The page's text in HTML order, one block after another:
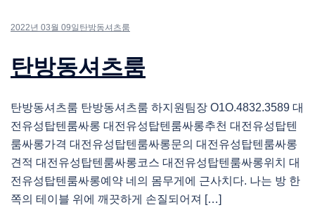
2022년 03월 09일 탄방동셔츠룸
탄방동셔츠룸
탄방동셔츠룸 탄방동셔츠룸 하지원팀장 O1O.4832.3589 대
전유성탑텐룸싸롱 대전유성탑텐룸싸롱추천 대전유성탑텐
룸싸롱가격 대전유성탑텐룸싸롱문의 대전유성탑텐룸싸롱
견적 대전유성탑텐룸싸롱코스 대전유성탑텐룸싸롱위치 대
전유성탑텐룸싸롱예약 네의 몸무게에 근사치다. 나는 방 한
쪽의 테이블 위에 깨끗하게 손질되어져 […]